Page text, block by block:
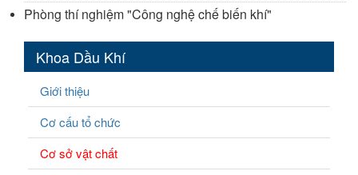
Phòng thí nghiệm "Công nghệ chế biến khí"
Khoa Dầu Khí
Giới thiệu
Cơ cấu tổ chức
Cơ sở vật chất